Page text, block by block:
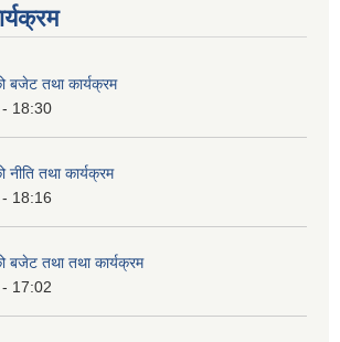
तथा कार्यक्रम
18:30
तथा कार्यक्रम
18:16
तथा तथा कार्यक्रम
17:02